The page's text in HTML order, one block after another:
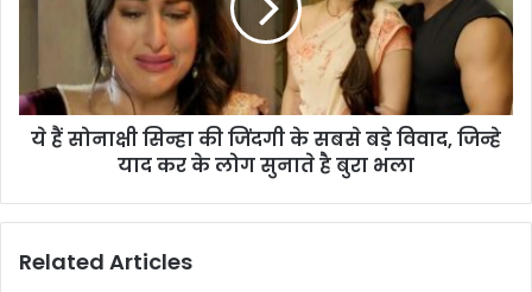
ये हैं सोनाक्षी सिन्हा की जिंदगी के सबसे बड़े विवाद, जिन्हे
याद कर के लोग सुनाते है बुरा भला
Related Articles